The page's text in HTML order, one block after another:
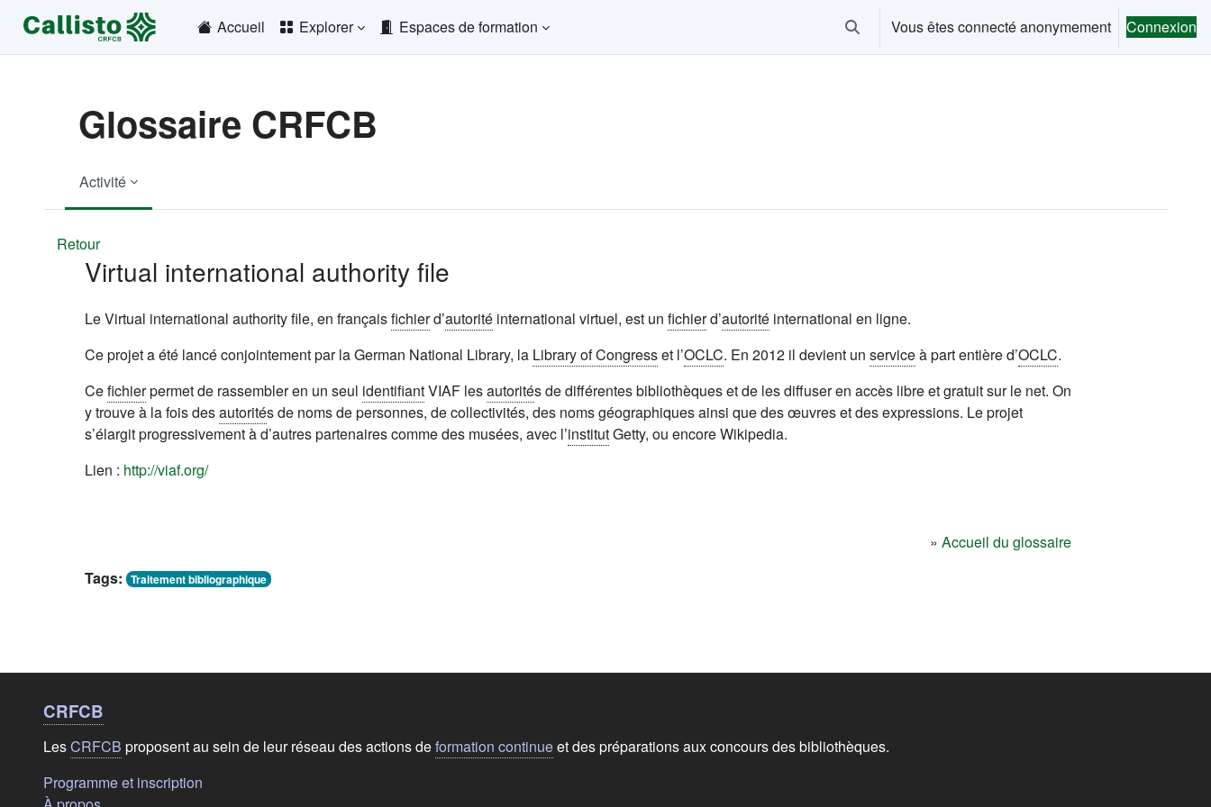
Passer au contenu principal
Accueil
Explorer Espaces de formation Activer/désactiver la saisie de recherche
Vous êtes connecté anonymement Connexion
Glossaire CRFCB
Activité
Retour
Virtual international authority file
Le Virtual international authority file, en françaisfichierd’autorité international virtuel, est un fichierd’autorité international en ligne.
Ce projet a été lancé conjointement par la German National Library, la Library of Congresset l’OCLC. En 2012 il devient un serviceà part entière d’OCLC.
Cefichierpermet de rassembler en un seul identifiantVIAF lesautorités de différentes bibliothèques et de les diffuser en accès libre et gratuit sur le net. On
y trouve à la fois desautorités de noms de personnes, de collectivités, des noms géographiques ainsi que des œuvres et des expressions. Le projet
s’élargit progressivement à d’autres partenaires comme des musées, avec l’institutGetty, ou encore Wikipedia.
Lien : http://viaf.org/
» Accueil du glossaire
Tags: Traitement bibliographique
Liens de bas de
CRFCB
LesCRFCB proposent au sein de leur réseau des actions deformation continueet des préparations aux concours des bibliothèques.
Programme et inscription